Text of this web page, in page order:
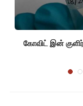
கோவிட் இன்